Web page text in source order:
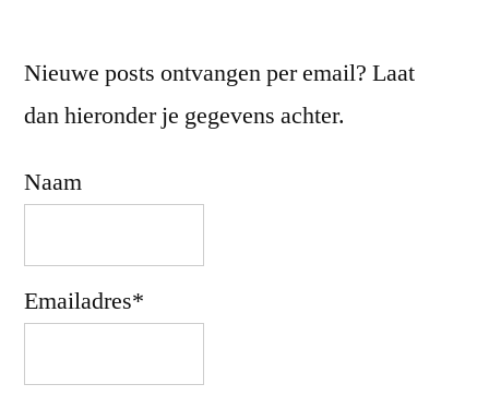
Nieuwe posts ontvangen per email? Laat
dan hieronder je gegevens achter.
Naam
Emailadres*